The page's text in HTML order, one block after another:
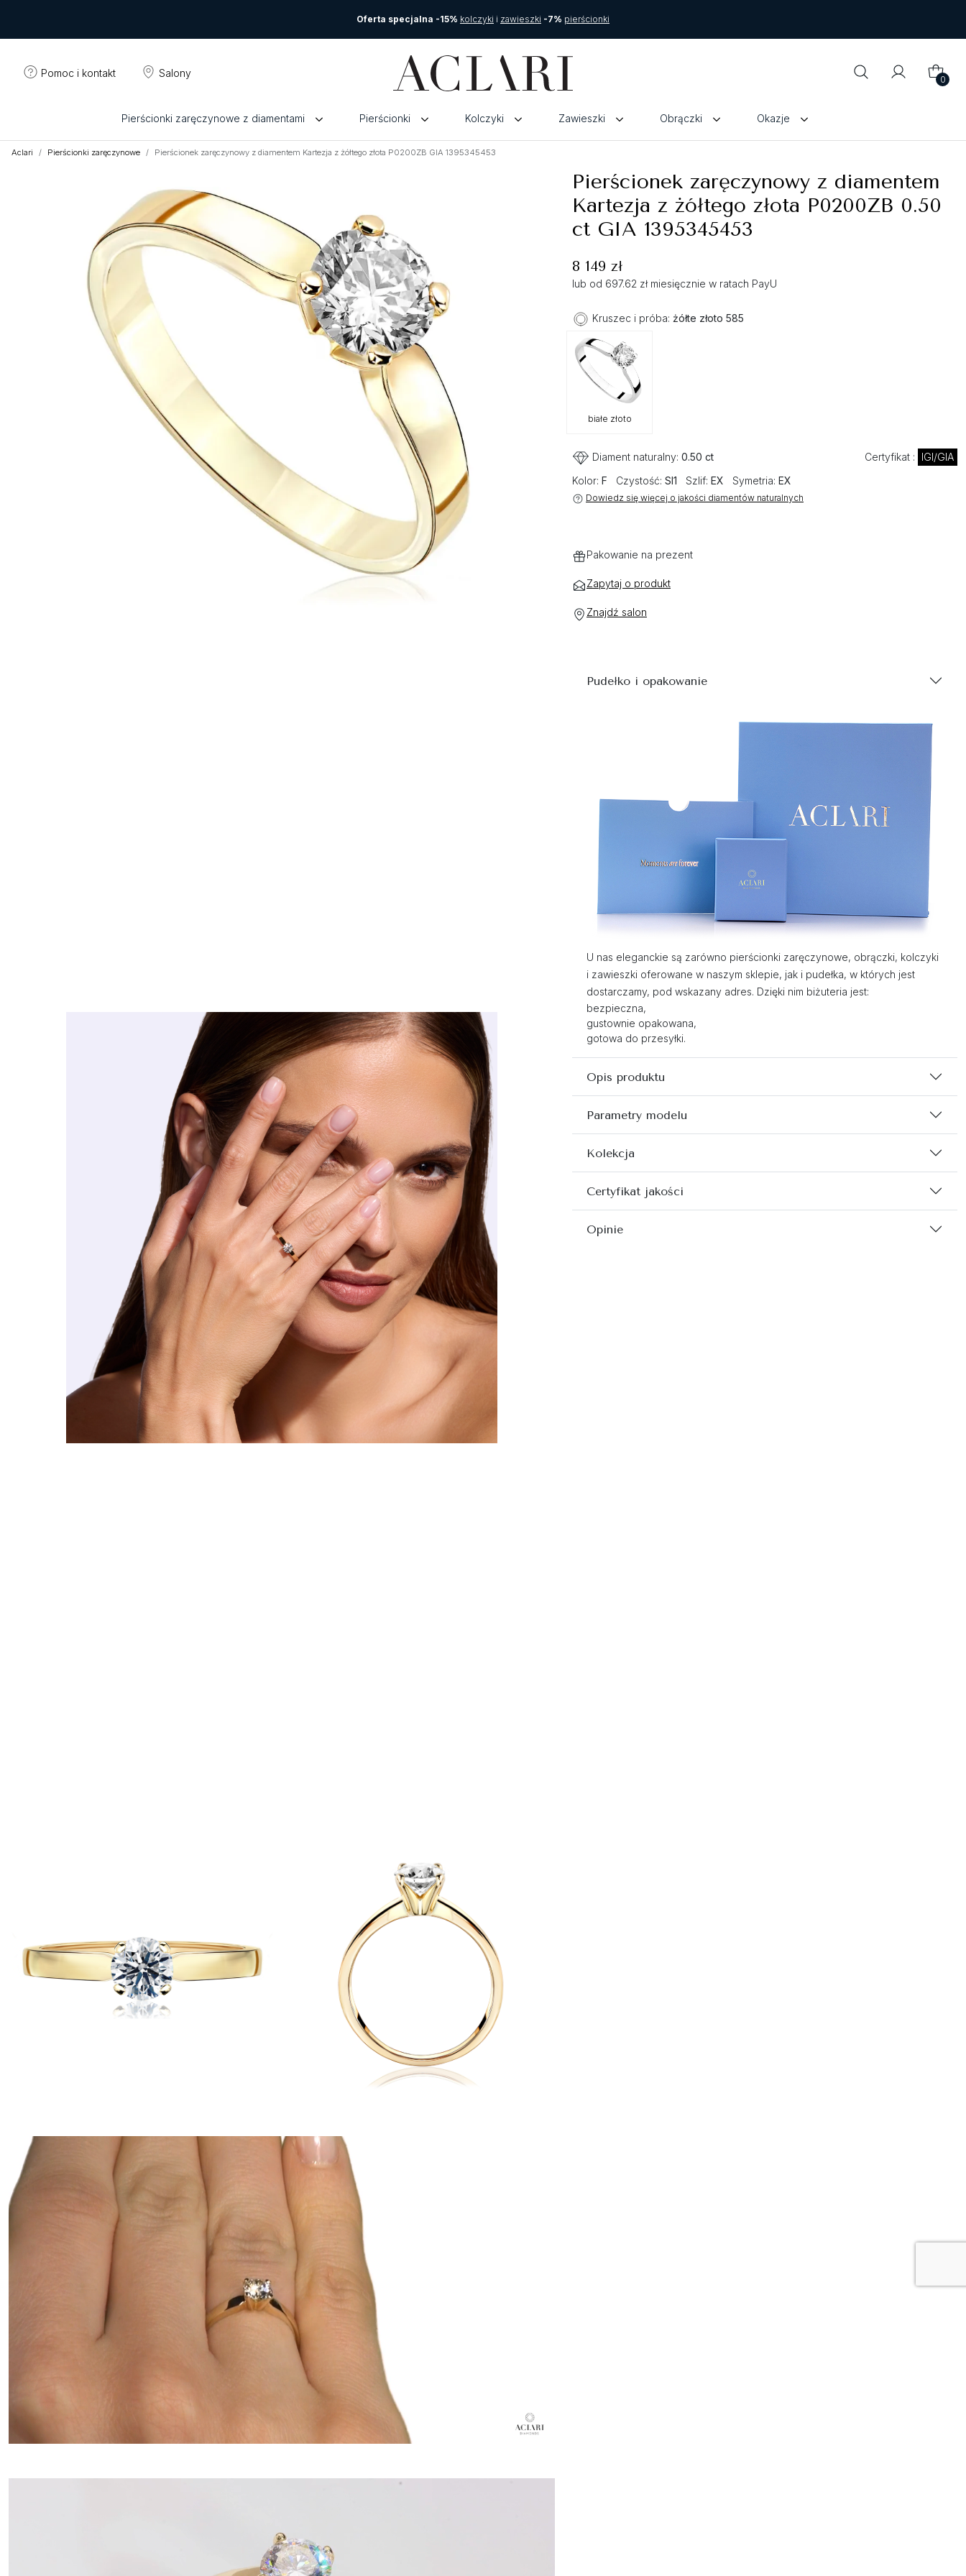
Oferta specjalna -15% kolczyki i zawieszki -7% pierścionki
Pomoc i kontakt Salony
0
Pierścionki zaręczynowe z diamentami Pierścionki Kolczyki Zawieszki Obrączki Okazje
Aclari Pierścionki zaręczynowe Pierścionek zaręczynowy z diamentem Kartezja z żółtego złota P0200ZB GIA 1395345453
Pierścionek zaręczynowy z diamentem
Kartezja z żółtego złota P0200ZB 0.50
ct GIA 1395345453
8 149 zł
lub od 697.62 zł miesięcznie w ratach PayU
Kruszec i próba: żółte złoto 585
białe złoto
Diament naturalny: 0.50 ct Certyfikat :
IGI/GIA
Kolor: F Czystość: SI1 Szlif: EX Symetria: EX
Dowiedz się więcej o jakości diamentów naturalnych
Pakowanie na prezent
Zapytaj o produkt
Znajdź salon
Pudełko i opakowanie
U nas eleganckie są zarówno pierścionki zaręczynowe, obrączki, kolczyki
i zawieszki oferowane w naszym sklepie, jak i pudełka, w których jest
dostarczamy, pod wskazany adres. Dzięki nim biżuteria jest:
bezpieczna,
gustownie opakowana,
gotowa do przesyłki.
Opis produktu
Parametry modelu
Kolekcja
Certyfikat jakości
Opinie